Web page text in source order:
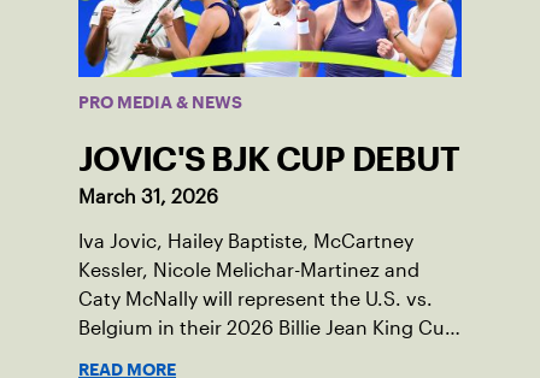
PRO MEDIA & NEWS
JOVIC'S BJK CUP DEBUT
March 31, 2026
Iva Jovic, Hailey Baptiste, McCartney
Kessler, Nicole Melichar-Martinez and
Caty McNally will represent the U.S. vs.
Belgium in their 2026 Billie Jean King Cup
READ MORE